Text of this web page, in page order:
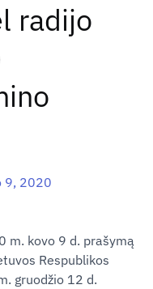
radijo
9, 2020
m. kovo 9 d. prašymą
Respublikos
gruodžio 12 d.